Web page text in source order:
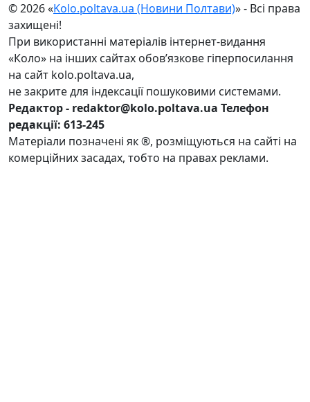
© 2026 «Kolo.poltava.ua (Новини Полтави)» - Всі права
захищені!
При використанні матеріалів інтернет-видання
«Коло» на інших сайтах обов’язкове гіперпосилання
на сайт kolo.poltava.ua,
не закрите для індексації пошуковими системами.
Редактор - redaktor@kolo.poltava.ua Телефон
редакції: 613-245
Матеріали позначені як ®, розміщуються на сайті на
комерційних засадах, тобто на правах реклами.